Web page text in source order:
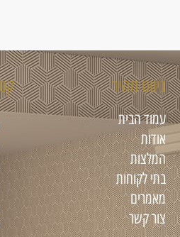
ניווט מהיר
עמוד הבית
אודות
המלצות
בתי לקוחות
מאמרים
צור קשר